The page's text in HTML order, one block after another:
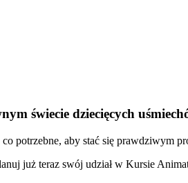
świecie dziecięcych
potrzebne, aby stać się prawdziwym
już teraz swój udział w Kursie